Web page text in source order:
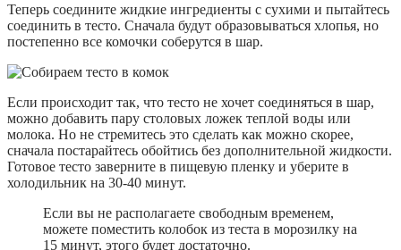
Теперь соедините жидкие ингредиенты с сухими и пытайтесь
соединить в тесто. Сначала будут образовываться хлопья, но
постепенно все комочки соберутся в шар.
Если происходит так, что тесто не хочет соединяться в шар,
можно добавить пару столовых ложек теплой воды или
молока. Но не стремитесь это сделать как можно скорее,
сначала постарайтесь обойтись без дополнительной жидкости.
Готовое тесто заверните в пищевую пленку и уберите в
холодильник на 30-40 минут.
Если вы не располагаете свободным временем,
можете поместить колобок из теста в морозилку на
15 минут, этого будет достаточно.